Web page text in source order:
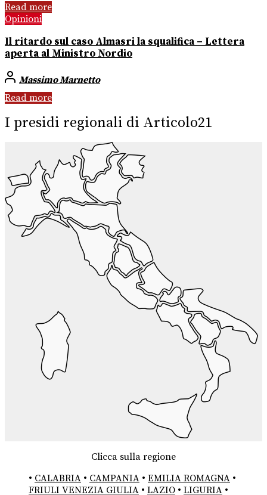
Read more
Opinioni
Il ritardo sul caso Almasri la squalifica – Lettera
aperta al Ministro Nordio
Massimo Marnetto
Read more
I presidi regionali di Articolo21
Clicca sulla regione
• CALABRIA • CAMPANIA • EMILIA ROMAGNA •
FRIULI VENEZIA GIULIA • LAZIO • LIGURIA •